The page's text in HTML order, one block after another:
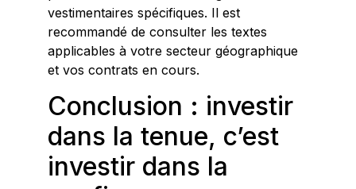
vestimentaires spécifiques. Il est
recommandé de consulter les textes
applicables à votre secteur géographique
et vos contrats en cours.
Conclusion : investir
dans la tenue, c’est
investir dans la